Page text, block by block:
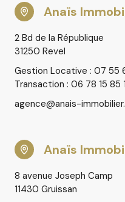
Contactez-nous dès
Anaïs
2 Bd de la République
31250 Revel
Gestion Locative : 07 55
Transaction : 06 78 15 85
agence@anais-
Anaïs
8 avenue Joseph Camp
11430 Gruissan